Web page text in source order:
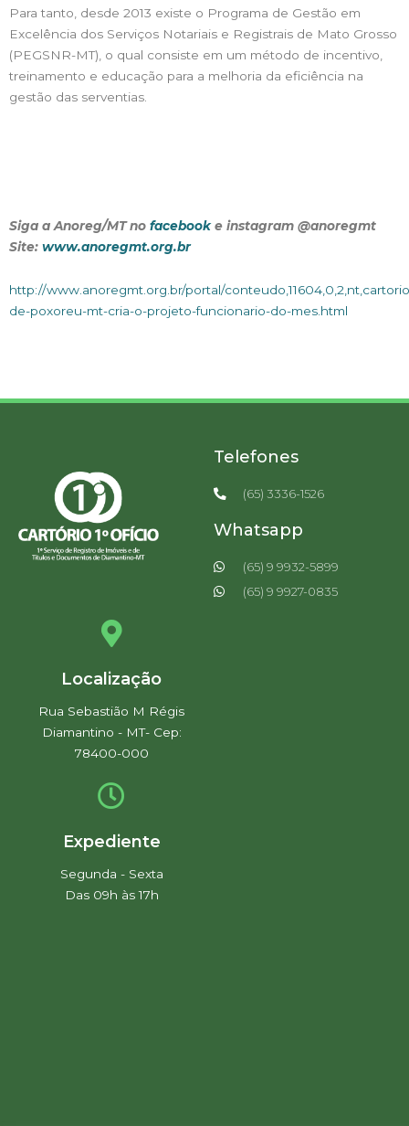
Para tanto, desde 2013 existe o Programa de Gestão em
Excelência dos Serviços Notariais e Registrais de Mato Grosso
(PEGSNR-MT), o qual consiste em um método de incentivo,
treinamento e educação para a melhoria da eficiência na
gestão das serventias.
Siga a Anoreg/MT no facebooke instagram @anoregmt
Site: www.anoregmt.org.br
http://www.anoregmt.org.br/portal/
de-poxoreu-mt-cria-o-projeto-funcionario-do-mes.html
Telefones
(65) 3336-1526
Whatsapp
(65) 9 9932-5899
(65) 9 9927-0835
Localização
Rua Sebastião M Régis
Diamantino - MT- Cep:
78400-000
Expediente
Segunda - Sexta
Das 09h às 17h